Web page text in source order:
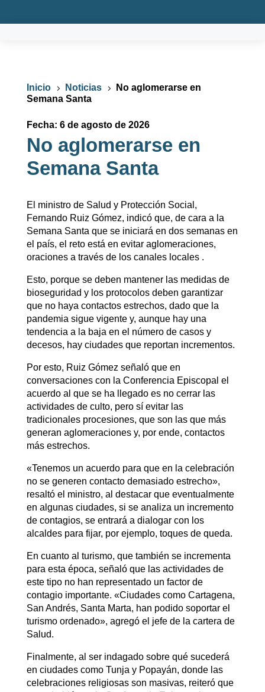
Inicio 5 Noticias 5
No aglomerarse en
Semana Santa
Fecha: 6 de agosto de 2026
No aglomerarse en
Semana Santa
El ministro de Salud y Protección Social,
Fernando Ruiz Gómez, indicó que, de cara a la
Semana Santa que se iniciará en dos semanas en
el país, el reto está en evitar aglomeraciones,
oraciones a través de los canales locales .
Esto, porque se deben mantener las medidas de
bioseguridad y los protocolos deben garantizar
que no haya contactos estrechos, dado que la
pandemia sigue vigente y, aunque hay una
tendencia a la baja en el número de casos y
decesos, hay ciudades que reportan incrementos.
Por esto, Ruiz Gómez señaló que en
conversaciones con la Conferencia Episcopal el
acuerdo al que se ha llegado es no cerrar las
actividades de culto, pero sí evitar las
tradicionales procesiones, que son las que más
generan aglomeraciones y, por ende, contactos
más estrechos.
«Tenemos un acuerdo para que en la celebración
no se generen contacto demasiado estrecho»,
resaltó el ministro, al destacar que eventualmente
en algunas ciudades, si se analiza un incremento
de contagios, se entrará a dialogar con los
alcaldes para fijar, por ejemplo, toques de queda.
En cuanto al turismo, que también se incrementa
para esta época, señaló que las actividades de
este tipo no han representado un factor de
contagio importante. «Ciudades como Cartagena,
San Andrés, Santa Marta, han podido soportar el
turismo ordenado», agregó el jefe de la cartera de
Salud.
Finalmente, al ser indagado sobre qué sucederá
en ciudades como Tunja y Popayán, donde las
celebraciones religiosas son masivas, reiteró que